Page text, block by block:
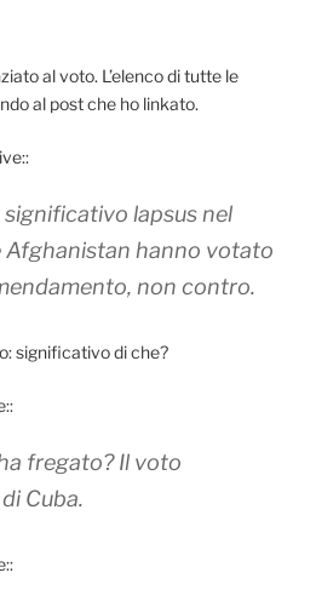
al voto. L’elenco di tutte le
al post che ho linkato.
significativo lapsus nel
Afghanistan hanno votato
non contro.
significativo di che?
fregato? Il voto
Cuba.